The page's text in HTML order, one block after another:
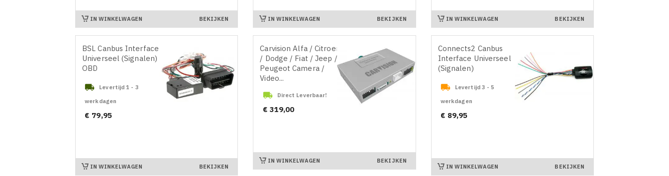
IN WINKELWAGEN BEKIJKEN IN WINKELWAGEN BEKIJKEN IN WINKELWAGEN BEKIJKEN
BSL Canbus Interface
Universeel (Signalen)
OBD

Levertijd 1 - 3
werkdagen
Prijs
€ 79,95
IN WINKELWAGEN BEKIJKEN
Carvision Alfa / Citroen
/ Dodge / Fiat / Jeep /
Peugeot Camera /
Video...
 Direct Leverbaar!
Prijs
€ 319,00
IN WINKELWAGEN BEKIJKEN
Connects2 Canbus
Interface Universeel
(Signalen)

Levertijd 3 - 5
werkdagen
Prijs
€ 89,95
IN WINKELWAGEN BEKIJKEN